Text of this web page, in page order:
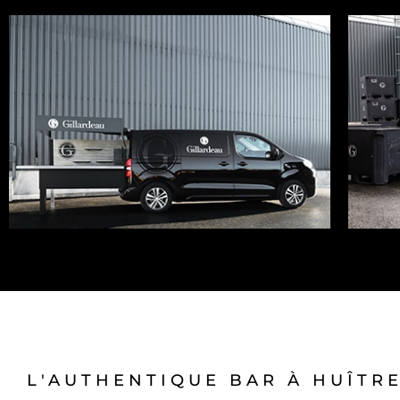
L'AUTHENTIQUE BAR À